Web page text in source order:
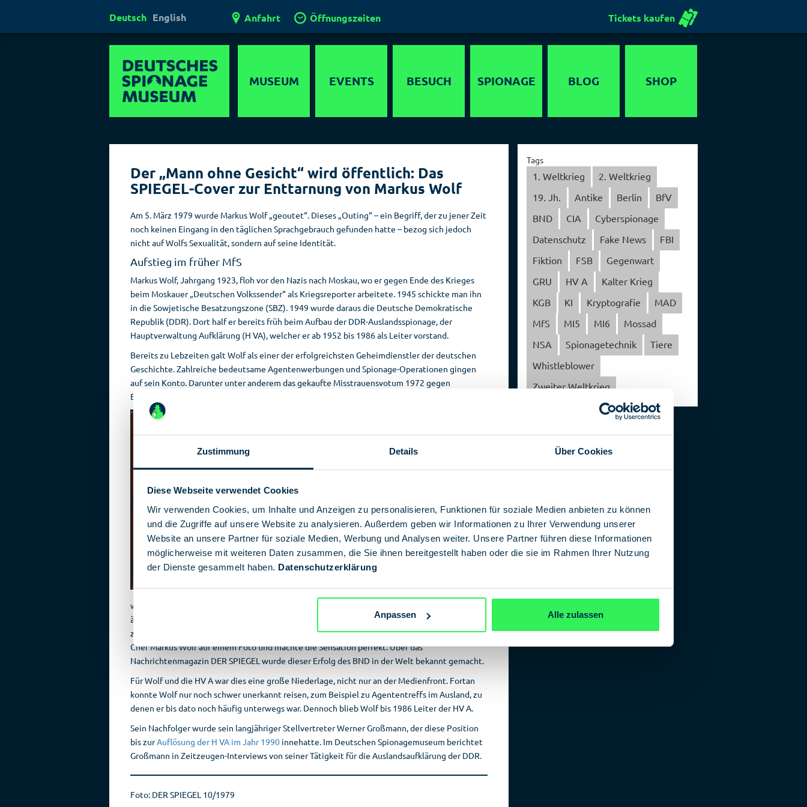
Zustimmung Details Über Cookies
Diese Webseite verwendet Cookies
Wir verwenden Cookies, um Inhalte und Anzeigen zu personalisieren, Funktionen für soziale Medien anbieten zu können
und die Zugriffe auf unsere Website zu analysieren. Außerdem geben wir Informationen zu Ihrer Verwendung unserer
Website an unsere Partner für soziale Medien, Werbung und Analysen weiter. Unsere Partner führen diese Informationen
möglicherweise mit weiteren Daten zusammen, die Sie ihnen bereitgestellt haben oder die sie im Rahmen Ihrer Nutzung
der Dienste gesammelt haben. Datenschutzerklärung
Anpassen Alle zulassen
Deutsch English Anfahrt Öffnungszeiten Tickets kaufen
MUSEUM
Außergewöhnliche
Museen in Berlin
Geschichte
Laserparcours
EVENTS BESUCH
Klassenfahrt
Kinder im
Spionagemuseum
Reise­
veranstalter
SPIONAGE
Geheimdienste
BLOG SHOP
Tags
1. Weltkrieg
2. Weltkrieg
19. Jh.
Antike Berlin
BfV
BND
CIA
Cyberspionage
Datenschutz
Fake News
FBI
Fiktion
FSB
Gegenwart
GRU
HV A
Kalter Krieg
KGB
KI Kryptografie
MAD
MfS
MI5 MI6
Mossad
NSA
Spionagetechnik
Tiere
Whistleblower
Zweiter Weltkrieg
Der „Mann ohne Gesicht“ wird öffentlich: Das
SPIEGEL-Cover zur Enttarnung von Markus Wolf
Am 5. März 1979 wurde Markus Wolf „geoutet“. Dieses „Outing“ – ein Begriff, der zu jener Zeit
noch keinen Eingang in den täglichen Sprachgebrauch gefunden hatte – bezog sich jedoch
nicht auf Wolfs Sexualität, sondern auf seine Identität.
Aufstieg im früher MfS
Markus Wolf, Jahrgang 1923, floh vor den Nazis nach Moskau, wo er gegen Ende des Krieges
beim Moskauer „Deutschen Volkssender“ als Kriegsreporter arbeitete. 1945 schickte man ihn
in die Sowjetische Besatzungszone (SBZ). 1949 wurde daraus die Deutsche Demokratische
Republik (DDR). Dort half er bereits früh beim Aufbau der DDR-Auslandsspionage, der
Hauptverwaltung Aufklärung (H VA), welcher er ab 1952 bis 1986 als Leiter vorstand.
Bereits zu Lebzeiten galt Wolf als einer der erfolgreichsten Geheimdienstler der deutschen
Geschichte. Zahlreiche bedeutsame Agentenwerbungen und Spionage-Operationen gingen
auf sein Konto. Darunter unter anderem das gekaufte Misstrauensvotum 1972 gegen
Bundeskanzler Willy Brandt. Viele erfolgreiche Methoden der Stasi-Aufklärung sollen ebenso
von Spionen in den Flüchtlingsstrom gen
Politisch schaffte es Wolf zwischen Hardliner Erich
Mielke, seines Zeichens Minister für Staatssicherheit,
lavieren, ohne in größere Konflikte zu geraten. Dabei
halfen ihm auch seine überaus engen Verbindungen
nach Moskau.
Sensationelles Enthüllungsfoto
Legende, als „Mann ohne Gesicht“. Zwar kannten die
westlichen Geheimdienste seinen Namen, jedoch existierte kein aktuelles Bild von ihm. Dies
änderte sich Anfang 1979, als der Stasi-Offizier Werner Stiller
nach einer spektakulären Flucht
zum Bundesnachrichtendienst (BND) überlief. Dort identifizierte Stiller seinen ehemaligen
Chef Markus Wolf auf einem Foto und machte die Sensation perfekt. Über das
Nachrichtenmagazin DER SPIEGEL wurde dieser Erfolg des BND in der Welt bekannt gemacht.
Für Wolf und die HV A war dies eine große Niederlage, nicht nur an der Medienfront. Fortan
konnte Wolf nur noch schwer unerkannt reisen, zum Beispiel zu Agententreffs im Ausland, zu
denen er bis dato noch häufig unterwegs war. Dennoch blieb Wolf bis 1986 Leiter der HV A.
Sein Nachfolger wurde sein langjähriger Stellvertreter Werner Großmann, der diese Position
bis zurAuflösung der H VA im Jahr 1990 innehatte. Im Deutschen Spionagemuseum berichtet
Großmann in Zeitzeugen-Interviews von seiner Tätigkeit für die Auslandsaufklärung der DDR.
Foto: DER SPIEGEL 10/1979